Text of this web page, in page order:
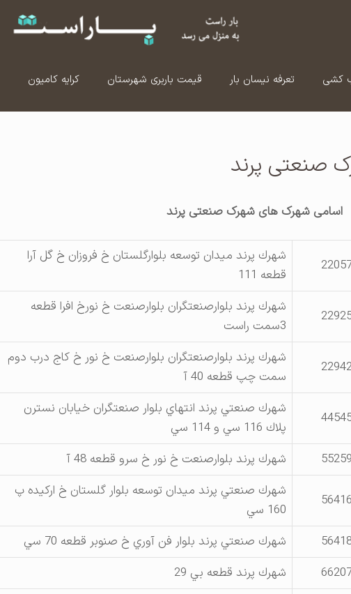
کشی تعرفه نیسان بار قیمت باربری شهرستان کرایه کامیون
صنعتی پرند
اسامی شهرک های شهرک صنعتی پرند
شهرك پرند ميدان توسعه بلوارگلستان خ فروزان خ گل آرا
قطعه 111
شهرك پرند بلوارصنعتگران بلوارصنعت خ نورخ افرا قطعه
3سمت راست
شهرك پرند بلوارصنعتگران بلوارصنعت خ نور خ كاج درب دوم
سمت چپ قطعه 40 آ
شهرك صنعتي پرند انتهاي بلوار صنعتگران خيابان نسترن
پلاك 116 سي و 114 سي
شهرك پرند بلوارصنعت خ نور خ سرو قطعه 48 آ
شهرك صنعتي پرند ميدان توسعه بلوار گلستان خ اركيده پ
160 سي
شهرك صنعتي پرند بلوار فن آوري خ صنوبر قطعه 70 سي
شهرك پرند قطعه بي 29